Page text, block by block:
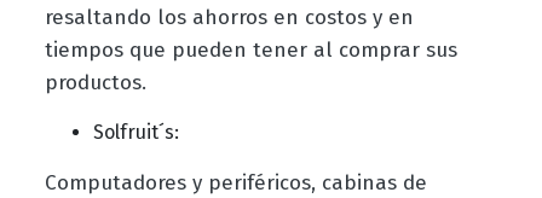
resaltando los ahorros en costos y en
tiempos que pueden tener al comprar sus
productos.
Solfruit´s:
Computadores y periféricos, cabinas de